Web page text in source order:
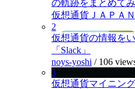
の軌跡をまとめてみ
仮想通貨ＪＡＰＡ
2
仮想通貨の情報を
「Slack」
noys-yoshi / 106
3
仮想通貨マイニン